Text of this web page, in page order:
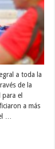
a toda la
de la
el
a más
…